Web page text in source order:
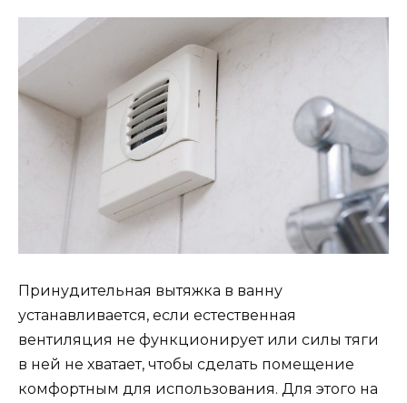
Принудительная вытяжка в ванну
устанавливается, если естественная
вентиляция не функционирует или силы тяги
в ней не хватает, чтобы сделать помещение
комфортным для использования. Для этого на